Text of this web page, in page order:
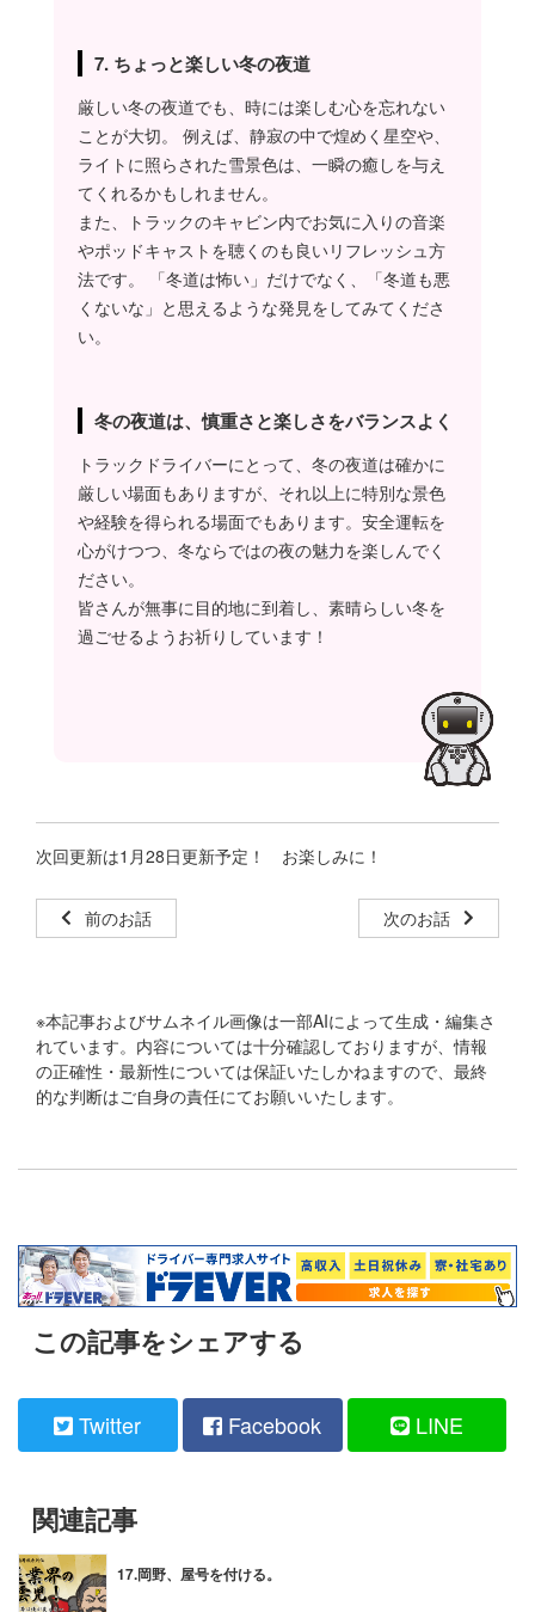
7. ちょっと楽しい冬の夜道
厳しい冬の夜道でも、時には楽しむ心を忘れない
ことが大切。 例えば、静寂の中で煌めく星空や、
ライトに照らされた雪景色は、一瞬の癒しを与え
てくれるかもしれません。
また、トラックのキャビン内でお気に入りの音楽
やポッドキャストを聴くのも良いリフレッシュ方
法です。 「冬道は怖い」だけでなく、「冬道も悪
くないな」と思えるような発見をしてみてくださ
い。
冬の夜道は、慎重さと楽しさをバランスよく
トラックドライバーにとって、冬の夜道は確かに
厳しい場面もありますが、それ以上に特別な景色
や経験を得られる場面でもあります。安全運転を
心がけつつ、冬ならではの夜の魅力を楽しんでく
ださい。
皆さんが無事に目的地に到着し、素晴らしい冬を
過ごせるようお祈りしています！
次回更新は1月28日更新予定！ お楽しみに！
前のお話 次のお話
※本記事およびサムネイル画像は一部AIによって生成・編集さ
れています。内容については十分確認しておりますが、情報
の正確性・最新性については保証いたしかねますので、最終
的な判断はご自身の責任にてお願いいたします。
この記事をシェアする
Twitter Facebook LINE
関連記事
17.岡野、屋号を付ける。